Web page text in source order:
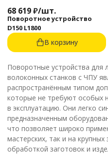
68 619₽/шт.
Поворотное устройство
D150 L1800
В корзину
Поворотные устройства для
волоконных станков с ЧПУ
распространённым типом
которые не требуют особых
в эксплуатацию. Они легко
предназначенным
что позволяет широко
мастерских, так и на
обработкой заготовок и